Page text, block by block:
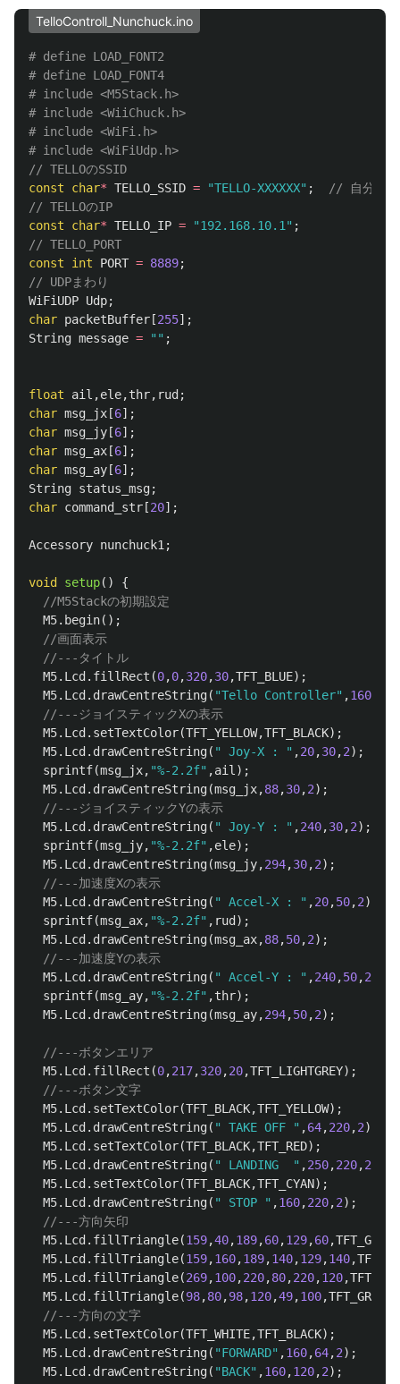
TelloControll_Nunchuck.ino
# define LOAD_FONT2
# define LOAD_FONT4
# include <M5Stack.h>
# include <WiiChuck.h>
# include <WiFi.h>
// TELLOのSSID
const
char* TELLO_SSID = "TELLO-XXXXXX" ;
// 自分の
// TELLOのIP
const
char* TELLO_IP = "192.168.10.1" ;
// TELLO_PORT
const
int PORT = 8889;
// UDPまわり
WiFiUDP Udp;
char packetBuffer[255];
String message = "" ;
float ail ,ele,thr, rud;
char msg_jx[6];
char msg_jy[6];
char msg_ax[6];
char msg_ay[6];
String status_msg;
char command_str[20];
Accessory nunchuck1 ;
void setup()
{
//M5Stackの初期設定
M5. begin();
//画面表示
//---タイトル
M5. Lcd. fillRect (0,0,320,30,TFT_BLUE);
M5. Lcd. drawCentreString( "Tello Controller" ,160
//---ジョイスティックXの表示
M5. Lcd. setTextColor(TFT_YELLOW,TFT_BLACK);
M5. Lcd. drawCentreString( " Joy-X : " ,20,30,2);
sprintf(msg_jx, "%-2.2f" ,ail );
M5. Lcd. drawCentreString(msg_jx,88,30,2);
//---ジョイスティックYの表示
M5. Lcd. drawCentreString( " Joy-Y : " ,240,30,2);
sprintf(msg_jy, "%-2.2f" ,ele);
M5. Lcd. drawCentreString(msg_jy,294,30,2);
//---加速度Xの表示
M5. Lcd. drawCentreString( " Accel-X : " ,20,50,2);
sprintf(msg_ax, "%-2.2f" , rud);
M5. Lcd. drawCentreString(msg_ax,88,50,2);
//---加速度Yの表示
M5. Lcd. drawCentreString( " Accel-Y : " ,240,50,2
sprintf(msg_ay, "%-2.2f" ,thr);
M5. Lcd. drawCentreString(msg_ay,294,50,2);
//---ボタンエリア
M5. Lcd. fillRect (0,217,320,20,TFT_LIGHTGREY);
//---ボタン文字
M5. Lcd. setTextColor(TFT_BLACK,TFT_YELLOW);
M5. Lcd. drawCentreString( " TAKE OFF " ,64,220,2);
M5. Lcd. setTextColor(TFT_BLACK,TFT_RED);
M5. Lcd. drawCentreString( " LANDING  " ,250,220,2
M5. Lcd. setTextColor(TFT_BLACK,TFT_CYAN);
M5. Lcd. drawCentreString( " STOP " ,160,220,2);
//---方向矢印
M5. Lcd. fillTriangle(159,40,189,60,129,60,TFT_GREEN
M5. Lcd. fillTriangle(159,160,189,140,129,140,
M5. Lcd. fillTriangle(269,100,220,80,220,120,
M5. Lcd. fillTriangle(98,80,98,120,49,100,TFT_GREEN
//---方向の文字
M5. Lcd. setTextColor(TFT_WHITE,TFT_BLACK);
M5. Lcd. drawCentreString( "FORWARD" ,160,64,2);
M5. Lcd. drawCentreString( "BACK" ,160,120,2);